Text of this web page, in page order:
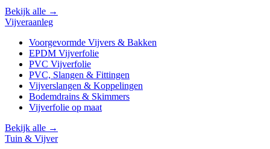
Bekijk alle →
Vijveraanleg
Voorgevormde Vijvers & Bakken
EPDM Vijverfolie
PVC Vijverfolie
PVC, Slangen & Fittingen
Vijverslangen & Koppelingen
Bodemdrains & Skimmers
Vijverfolie op maat
Bekijk alle →
Tuin & Vijver